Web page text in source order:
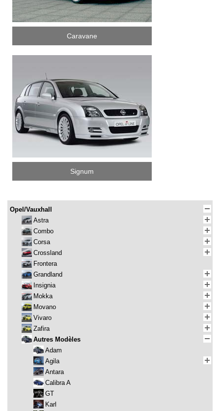
Caravane
Signum
Opel/Vauxhall
Astra
Combo
Corsa
Crossland
Frontera
Grandland
Insignia
Mokka
Movano
Vivaro
Zafira
Autres Modèles
Adam
Agila
Antara
Calibra A
GT
Karl